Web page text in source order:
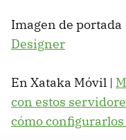
Imagen de portada
Designer
En Xataka Móvil |
con estos
cómo